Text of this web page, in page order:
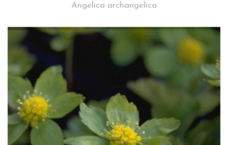
Angelica archangelica